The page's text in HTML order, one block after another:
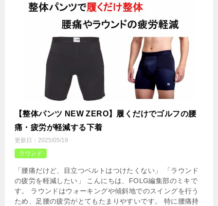
【整体パンツ NEW ZERO】履くだけでゴルフの腰
痛・疲労が軽減する下着
更新日： 2025/05/19
ラウンド
「腰痛だけど、目立つベルトはつけたくない」 「ラウンド
の疲労を軽減したい」 こんにちは、FOLG編集部のミキで
す。 ラウンドはウォーキングや傾斜地でのスイングを行う
ため、足腰の疲労がとてもたまりやすいです。 特に腰痛持